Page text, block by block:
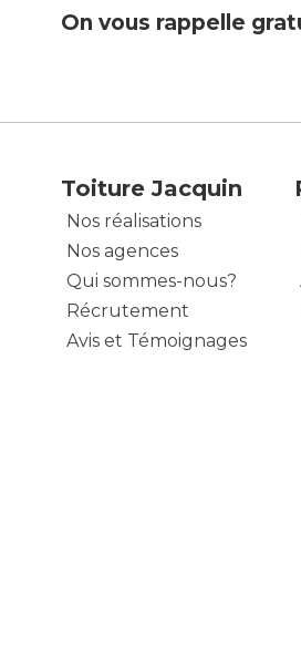
On vous rappelle
Toiture Jacquin
Nos réalisations
Nos agences
Qui sommes-nous?
Récrutement
Avis et Témoignages